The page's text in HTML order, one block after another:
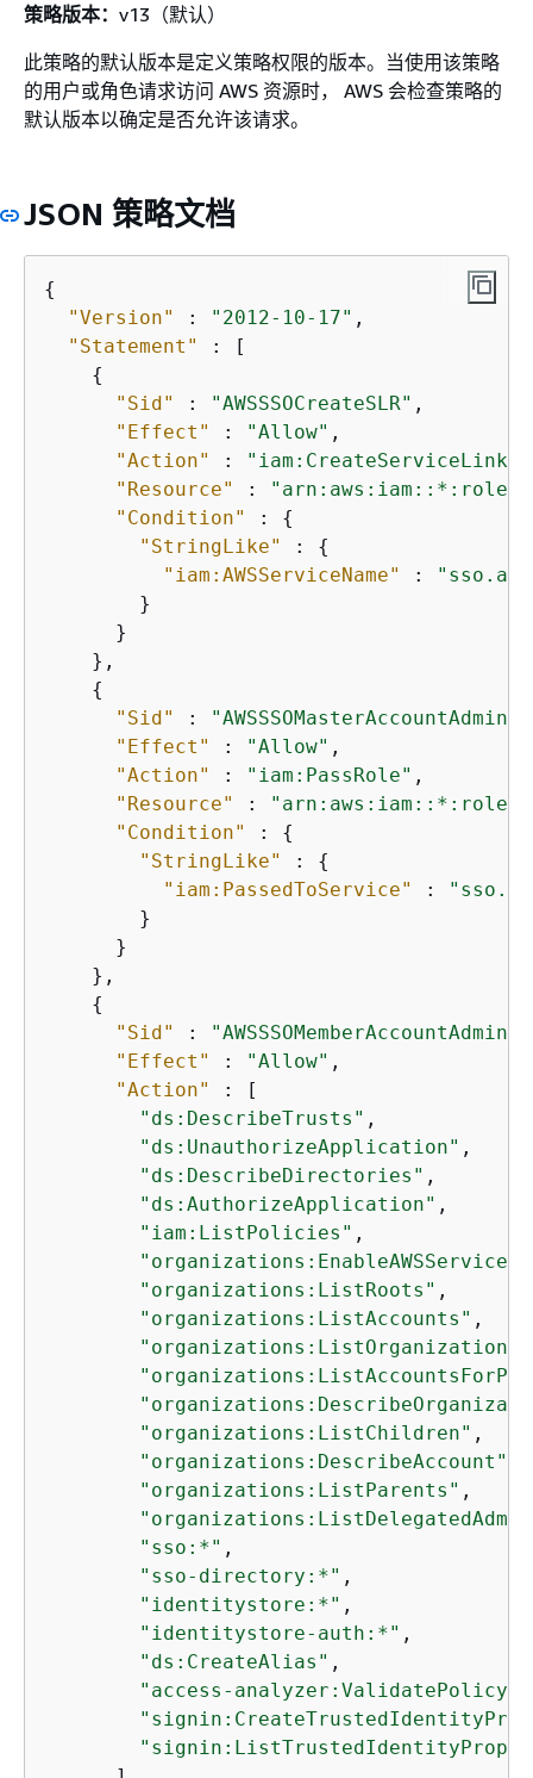
策略版本： v13（默认）
此策略的默认版本是定义策略权限的版本。当使用该策略
的用户或角色请求访问 AWS 资源时， AWS 会检查策略的
默认版本以确定是否允许该请求。
JSON 策略文档
{
"Version"
: "2012-10-17" ,
"Statement"
: [
{
"Sid"
: "AWSSSOCreateSLR" ,
"Effect"
: "Allow" ,
"Action"
:
"Resource"
:
"arn:aws:iam::*:role/
"Condition"
: {
"StringLike"
: {
"iam:AWSServiceName"
:
        }
      }
    },
{
"Sid"
:
"Effect"
: "Allow" ,
"Action"
: "iam:PassRole" ,
"Resource"
:
"arn:aws:iam::*:role/
"Condition"
: {
"StringLike"
: {
"iam:PassedToService"
:
        }
      }
    },
{
"Sid"
:
"Effect"
: "Allow" ,
"Action"
: [
"ds:DescribeTrusts" ,
"ds:UnauthorizeApplication" ,
"ds:DescribeDirectories" ,
"ds:AuthorizeApplication" ,
"iam:ListPolicies" ,
"organizations:ListRoots" ,
"organizations:ListAccounts" ,
"organizations:ListChildren" ,
"organizations:DescribeAccount"
"organizations:ListParents" ,
"sso:*" ,
"sso-directory:*" ,
"identitystore:*" ,
"identitystore-auth:*" ,
"ds:CreateAlias" ,
"access-analyzer:ValidatePolicy"